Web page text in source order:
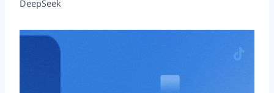
DeepSeek